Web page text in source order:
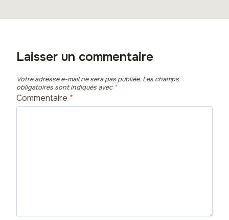
Laisser un commentaire
Votre adresse e-mail ne sera pas publiée. Les champs
obligatoires sont indiqués avec *
Commentaire *